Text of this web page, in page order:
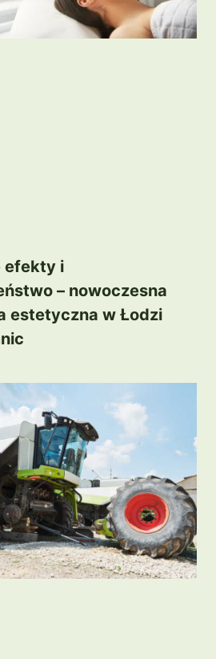
efekty i
– nowoczesna
estetyczna w Łodzi